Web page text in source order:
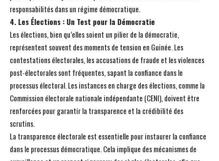
responsabilités dans un régime démocratique.
4. Les Élections : Un Test pour la Démocratie
Les élections, bien qu’elles soient un pilier de la démocratie,
représentent souvent des moments de tension en Guinée. Les
contestations électorales, les accusations de fraude et les violences
post-électorales sont fréquentes, sapant la confiance dans le
processus électoral. Les instances en charge des élections, comme la
Commission électorale nationale indépendante (CENI), doivent être
renforcées pour garantir la transparence et la crédibilité des
scrutins.
La transparence électorale est essentielle pour instaurer la confiance
dans le processus démocratique. Cela implique des mécanismes de